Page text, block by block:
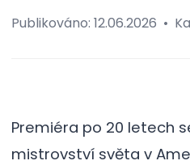
Publikováno: 12.06.2026 •
Premiéra po 20 letech
mistrovství světa v